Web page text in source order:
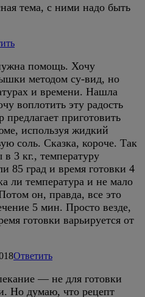
тема, с ними надо быть
помощь. Хочу
методом су-вид, но
и времени. Нашла
воплотить эту радость
предлагает приготовить
используя жидкий
соль. Сказка, короче. Так
3 кг., температуру
85 град и время готовки 4
ли температура и не мало
он, правда, все это
5 мин. Просто везде,
готовки варьируется от
Ответить
— не для готовки
Но думаю, что рецепт